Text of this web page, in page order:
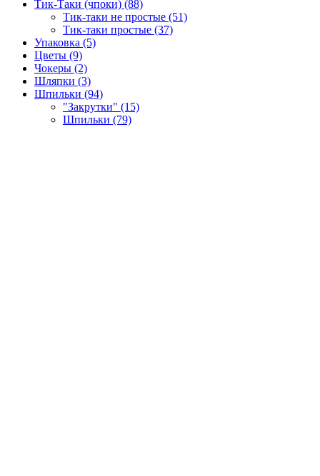
Тик-Таки (чпоки) (88)
Тик-таки не простые (51)
Тик-таки простые (37)
Упаковка (5)
Цветы (9)
Чокеры (2)
Шляпки (3)
Шпильки (94)
"Закрутки" (15)
Шпильки (79)